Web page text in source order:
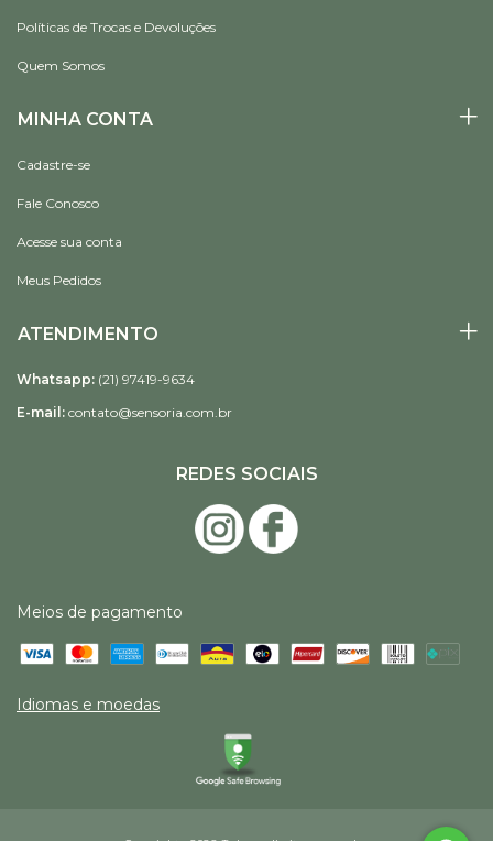
Políticas de Trocas e Devoluções
Quem Somos
MINHA CONTA
Cadastre-se
Fale Conosco
Acesse sua conta
Meus Pedidos
ATENDIMENTO
Whatsapp: (21) 97419-9634
E-mail: contato@sensoria.com.br
REDES SOCIAIS
Meios de pagamento
Idiomas e moedas